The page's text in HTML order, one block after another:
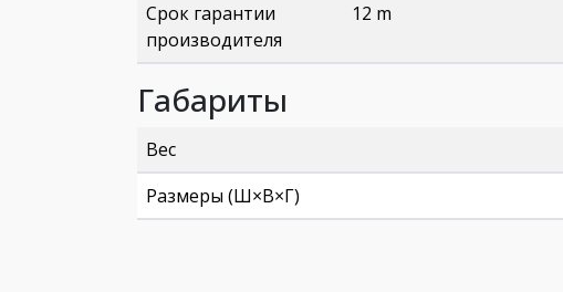
Срок гарантии
производителя
12 m
Габариты
Вес
Размеры (Ш×В×Г)